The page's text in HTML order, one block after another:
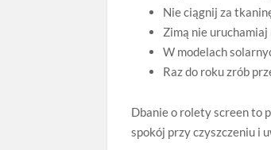
Nie ciągnij za
Zimą nie
W modelach
Raz do roku zrób
Dbanie o rolety screen to
spokój przy czyszczeniu i